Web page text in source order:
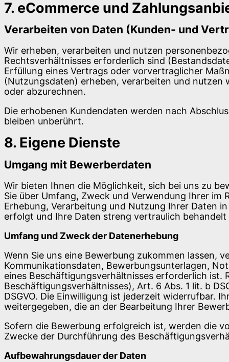
7. eCommerce und
Verarbeiten von Daten (Kunden- und
Wir erheben, verarbeiten und nutzen
Rechtsverhältnisses erforderlich sind
Erfüllung eines Vertrags oder vorvertraglicher
(Nutzungsdaten) erheben, verarbeiten und nutzen
oder abzurechnen.
Die erhobenen Kundendaten werden nach
bleiben unberührt.
8. Eigene Dienste
Umgang mit Bewerberdaten
Wir bieten Ihnen die Möglichkeit, sich bei uns zu
Sie über Umfang, Zweck und Verwendung Ihrer im
Erhebung, Verarbeitung und Nutzung Ihrer Daten
erfolgt und Ihre Daten streng vertraulich behandelt
Umfang und Zweck der Datenerhebung
Wenn Sie uns eine Bewerbung zukommen lassen,
Kommunikationsdaten, Bewerbungsunterlagen,
eines Beschäftigungsverhältnisses erforderlich ist.
Beschäftigungsverhältnisses), Art. 6 Abs. 1 lit. b
DSGVO. Die Einwilligung ist jederzeit widerrufbar.
weitergegeben, die an der Bearbeitung Ihrer
Sofern die Bewerbung erfolgreich ist, werden die
Zwecke der Durchführung des
Aufbewahrungsdauer der Daten